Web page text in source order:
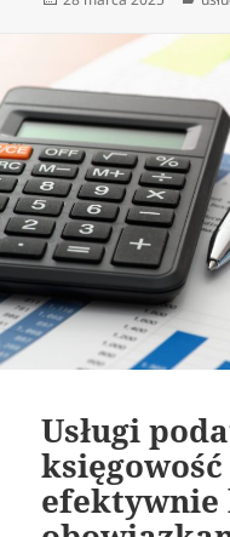
Usługi
efektywnie